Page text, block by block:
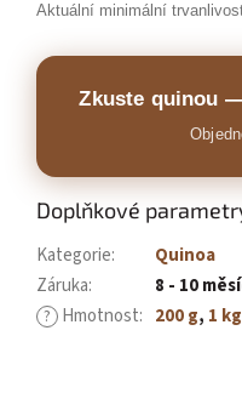
Aktuální minimální
Zkuste quinou
Doplňkové
Kategorie:
Quinoa
Záruka: 8 - 10
? Hmotnost: 200 g, 1 kg